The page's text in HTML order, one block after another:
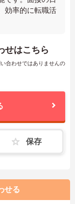
効率的に転職活
せはこちら
合わせではありませんの
保存
せる